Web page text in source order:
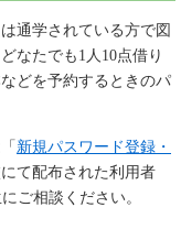
通学されている方で図
なたでも1人10点借り
どを予約するときのパ
新規パスワード登録・
て配布された利用者
ご相談ください。